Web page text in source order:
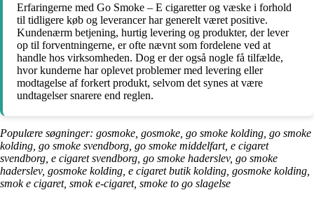
Erfaringerne med Go Smoke – E cigaretter og væske i forhold
til tidligere køb og leverancer har generelt været positive.
Kundenærm betjening, hurtig levering og produkter, der lever
op til forventningerne, er ofte nævnt som fordelene ved at
handle hos virksomheden. Dog er der også nogle få tilfælde,
hvor kunderne har oplevet problemer med levering eller
modtagelse af forkert produkt, selvom det synes at være
undtagelser snarere end reglen.
Populære søgninger: gosmoke, gosmoke, go smoke kolding, go smoke
kolding, go smoke svendborg, go smoke middelfart, e cigaret
svendborg, e cigaret svendborg, go smoke haderslev, go smoke
haderslev, gosmoke kolding, e cigaret butik kolding, gosmoke kolding,
smok e cigaret, smok e-cigaret, smoke to go slagelse